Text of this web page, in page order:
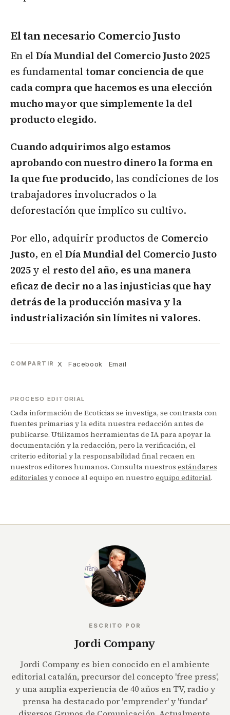
El tan necesario Comercio Justo
En elDía Mundial del Comercio Justo 2025
es fundamentaltomar conciencia de que
cada compra que hacemos es una elección
mucho mayor que simplemente la del
producto elegido.
Cuando adquirimos algo estamos
aprobando con nuestro dinero la forma en
la que fue producido, las condiciones de los
trabajadores involucrados o la
deforestación que implico su cultivo.
Por ello, adquirir productos de Comercio
Justo, en elDía Mundial del Comercio Justo
2025y el resto del año, es una manera
eficaz de decir no a las injusticias que hay
detrás de la producción masiva y la
industrialización sin límites ni valores.
COMPARTIR X Facebook Email
PROCESO EDITORIAL
Cada información de Ecoticias se investiga, se contrasta con
fuentes primarias y la edita nuestra redacción antes de
publicarse. Utilizamos herramientas de IA para apoyar la
documentación y la redacción, pero la verificación, el
criterio editorial y la responsabilidad final recaen en
nuestros editores humanos. Consulta nuestros estándares
editoriales y conoce al equipo en nuestro equipo editorial.
ESCRITO POR
Jordi Company
Jordi Company es bien conocido en el ambiente
editorial catalán, precursor del concepto 'free press',
y una amplia experiencia de 40 años en TV, radio y
prensa ha destacado por 'emprender' y 'fundar'